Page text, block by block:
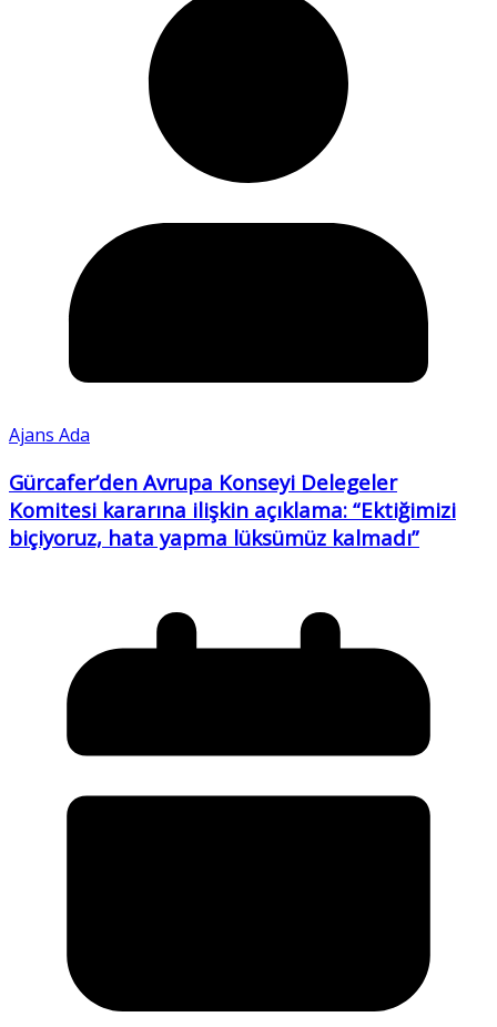
Ajans Ada
Gürcafer’den Avrupa Konseyi Delegeler
Komitesi kararına ilişkin açıklama: “Ektiğimizi
biçiyoruz, hata yapma lüksümüz kalmadı”